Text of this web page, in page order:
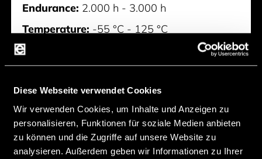
Diese Webseite verwendet Cookies
Wir verwenden Cookies, um Inhalte und Anzeigen zu
personalisieren, Funktionen für soziale Medien anbieten
zu können und die Zugriffe auf unsere Website zu
analysieren. Außerdem geben wir Informationen zu Ihrer
Endurance: 2.000 h - 3.000 h
Temperature: -55 °C - 125 °C
Hersteller:
HEPZ Serie